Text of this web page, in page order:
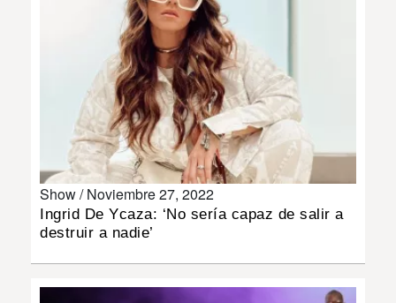
DEPORTES
Show /Noviembre 27, 2022
Ingrid De Ycaza: ‘No sería capaz de salir a
destruir a nadie’